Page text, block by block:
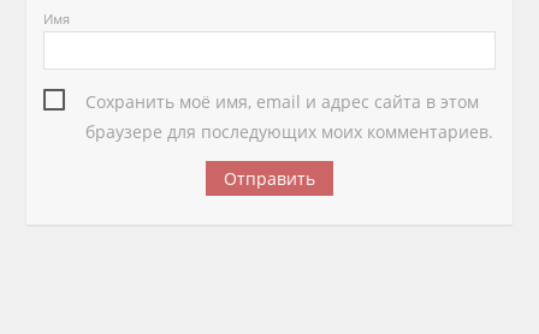
Имя
Сохранить моё имя, email и адрес сайта в этом
браузере для последующих моих комментариев.